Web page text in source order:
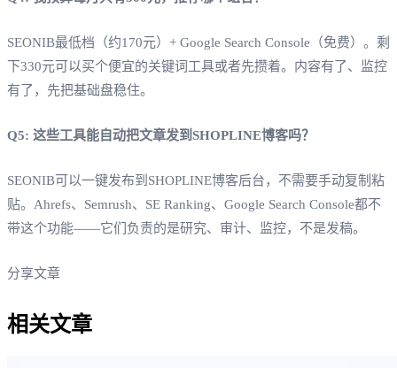
SEONIB最低档（约170元）+ Google Search Console（免费）。剩
下330元可以买个便宜的关键词工具或者先攒着。内容有了、监控
有了，先把基础盘稳住。
Q5: 这些工具能自动把文章发到SHOPLINE博客吗？
SEONIB可以一键发布到SHOPLINE博客后台，不需要手动复制粘
贴。Ahrefs、Semrush、SE Ranking、Google Search Console都不
带这个功能——它们负责的是研究、审计、监控，不是发稿。
分享文章
相关文章